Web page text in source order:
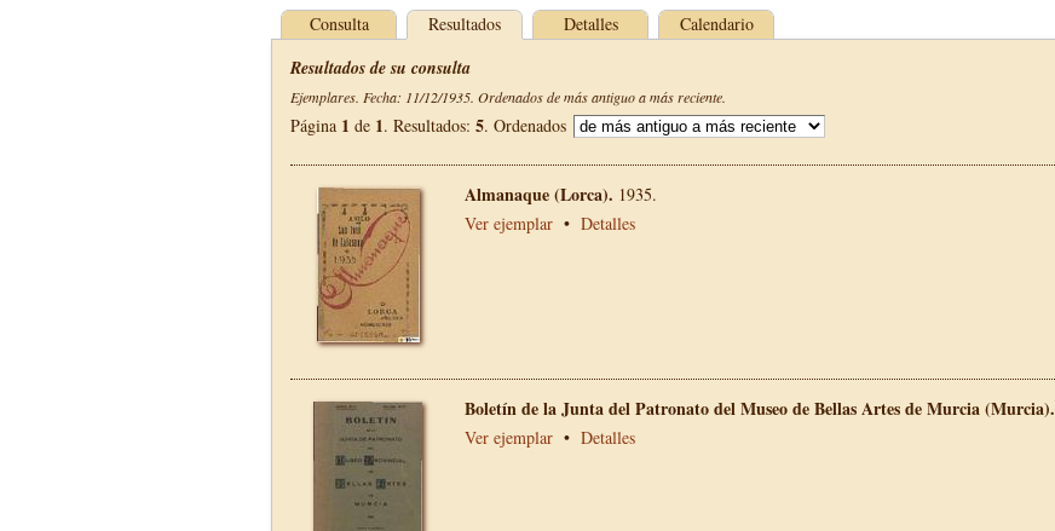
Consulta Resultados Detalles Calendario
Resultados de su consulta
Ejemplares. Fecha: 11/12/1935. Ordenados de más antiguo a más reciente.
Página 1 de 1. Resultados: 5. Ordenados
Almanaque (Lorca). 1935.
Ver ejemplar • Detalles
Boletín de la Junta del Patronato del Museo de Bellas Artes de Murcia (Murcia).
Ver ejemplar • Detalles